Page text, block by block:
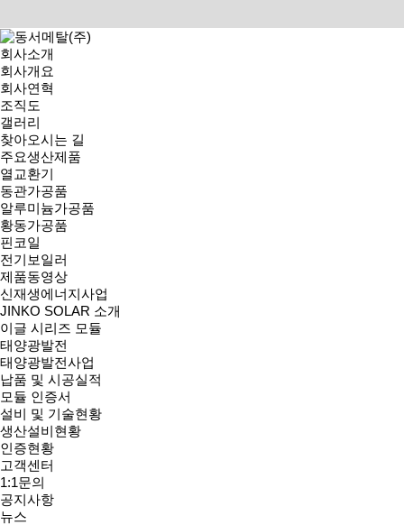
회사소개
회사개요
회사연혁
조직도
갤러리
찾아오시는 길
주요생산제품
열교환기
동관가공품
알루미늄가공품
황동가공품
핀코일
전기보일러
제품동영상
신재생에너지사업
JINKO SOLAR 소개
이글 시리즈 모듈
태양광발전
태양광발전사업
납품 및 시공실적
모듈 인증서
설비 및 기술현황
생산설비현황
인증현황
고객센터
1:1문의
공지사항
뉴스
HOME > 설비 및 기술현황 > 기술인증서
TECHNOLOGY
동서메탈(주) 설비 및 기술현황을 확인 하실 수 있습니다.
생산설비현황
기술인증서
인증현황
인증서(ISO 9001:2015)
페이지 정보
작성자
관련링크
이전글
다음글
목록
본문
인증서(ISO 9001:2015)
댓글목록
등록된 댓글이 없습니다.